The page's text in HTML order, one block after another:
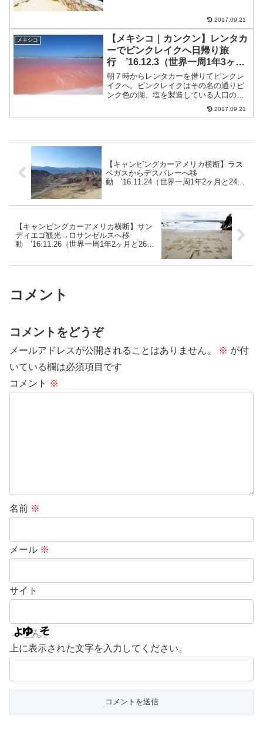
イスラムヘーレスのフェリーが出ている
グランプエルト行きのコレ...
2017.09.21
メキシコ
【メキシコ｜カンクン】レンタカ
ーでピンクレイクへ日帰り旅
行 ’16.12.3（世界一周1年3ヶ月
と3日目）
朝７時からレンタカーを借りてピンクレ
イクへ。ピンクレイクはその名の通りピ
ンク色の湖。塩を製造している人口の湖
というか塩田。レンタカーを借りて、出
発。メンバーが７人だったこともあり。
2017.09.21
【キャンピングカーアメリカ横断】ラス
ベガスからデスバレーへ移
動 ’16.11.24（世界一周1年2ヶ月と24日
【キャンピングカーアメリカ横断】サン
ディエゴ観光→ロサンゼルスへ移
動 ’16.11.26（世界一周1年2ヶ月と26日
コメント
コメントをどうぞ
メールアドレスが公開されることはありません。 ※ が付
いている欄は必須項目です
コメント ※
名前 ※
メール ※
サイト
上に表示された文字を入力してください。